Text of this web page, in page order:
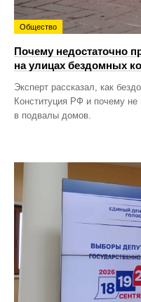
Общество
Почему недостаточно
на улицах бездомных
Эксперт рассказал, как
Конституция РФ и почему
в подвалы домов.